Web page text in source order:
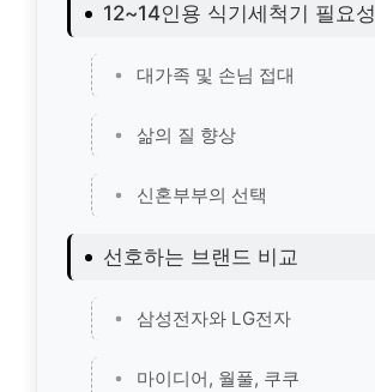
12~14인용 식기세척기 필요성
대가족 및 손님 접대
삶의 질 향상
신혼부부의 선택
선호하는 브랜드 비교
삼성전자와 LG전자
마이디어, 월풀, 쿠쿠